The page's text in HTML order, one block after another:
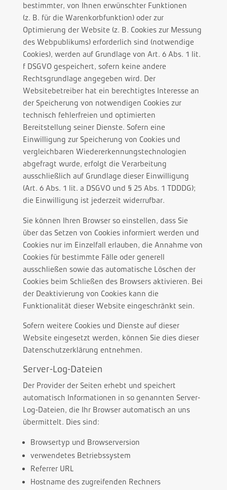
bestimmter, von Ihnen erwünschter Funktionen
(z. B. für die Warenkorbfunktion) oder zur
Optimierung der Website (z. B. Cookies zur Messung
des Webpublikums) erforderlich sind (notwendige
Cookies), werden auf Grundlage von Art. 6 Abs. 1 lit.
f DSGVO gespeichert, sofern keine andere
Rechtsgrundlage angegeben wird. Der
Websitebetreiber hat ein berechtigtes Interesse an
der Speicherung von notwendigen Cookies zur
technisch fehlerfreien und optimierten
Bereitstellung seiner Dienste. Sofern eine
Einwilligung zur Speicherung von Cookies und
vergleichbaren Wiedererkennungstechnologien
abgefragt wurde, erfolgt die Verarbeitung
ausschließlich auf Grundlage dieser Einwilligung
(Art. 6 Abs. 1 lit. a DSGVO und § 25 Abs. 1 TDDDG);
die Einwilligung ist jederzeit widerrufbar.
Sie können Ihren Browser so einstellen, dass Sie
über das Setzen von Cookies informiert werden und
Cookies nur im Einzelfall erlauben, die Annahme von
Cookies für bestimmte Fälle oder generell
ausschließen sowie das automatische Löschen der
Cookies beim Schließen des Browsers aktivieren. Bei
der Deaktivierung von Cookies kann die
Funktionalität dieser Website eingeschränkt sein.
Sofern weitere Cookies und Dienste auf dieser
Website eingesetzt werden, können Sie dies dieser
Datenschutzerklärung entnehmen.
Server-Log-Dateien
Der Provider der Seiten erhebt und speichert
automatisch Informationen in so genannten Server-
Log-Dateien, die Ihr Browser automatisch an uns
übermittelt. Dies sind:
Browsertyp und Browserversion
verwendetes Betriebssystem
Referrer URL
Hostname des zugreifenden Rechners